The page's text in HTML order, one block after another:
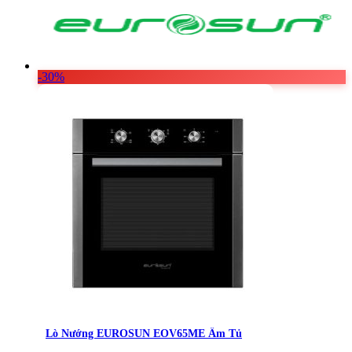
Thiết Bị Nước STIEBEL ELTRON
Thiết Bị Nước TÂN Á ĐẠI THÀNH
-30%
Lò Nướng EUROSUN EOV65ME Âm Tủ